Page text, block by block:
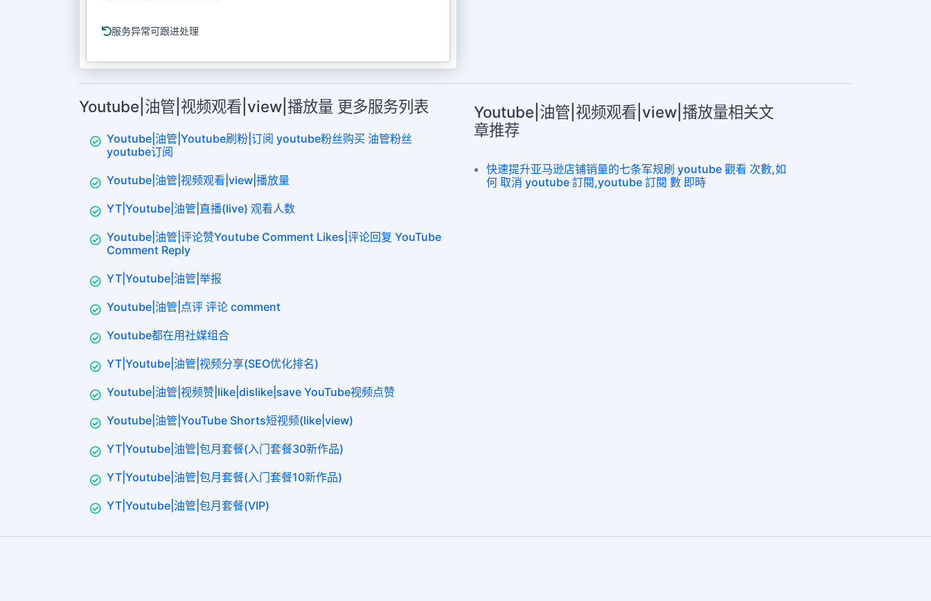
服务异常可跟进处理
Youtube|油管|视频观看|view|播放量 更多服务列表
Youtube|油管|Youtube刷粉|订阅 youtube粉丝购买 油管粉丝
youtube订阅
Youtube|油管|视频观看|view|播放量
YT|Youtube|油管|直播(live) 观看人数
Youtube|油管|评论赞Youtube Comment Likes|评论回复 YouTube
Comment Reply
YT|Youtube|油管|举报
Youtube|油管|点评 评论 comment
Youtube都在用社媒组合
YT|Youtube|油管|视频分享(SEO优化排名)
Youtube|油管|视频赞|like|dislike|save YouTube视频点赞
Youtube|油管|YouTube Shorts短视频(like|view)
YT|Youtube|油管|包月套餐(入门套餐30新作品)
YT|Youtube|油管|包月套餐(入门套餐10新作品)
YT|Youtube|油管|包月套餐(VIP)
Youtube|油管|视频观看|view|播放量相关文
章推荐
快速提升亚马逊店铺销量的七条军规刷 youtube 觀看 次數,如
何 取消 youtube 訂閱,youtube 訂閱 數 即時